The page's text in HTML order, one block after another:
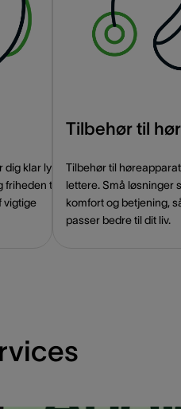
klar lyd,
til
vigtige
Tilbehør til
Tilbehør til
lettere. Små løsninger
komfort og betjening,
passer bedre til dit liv.